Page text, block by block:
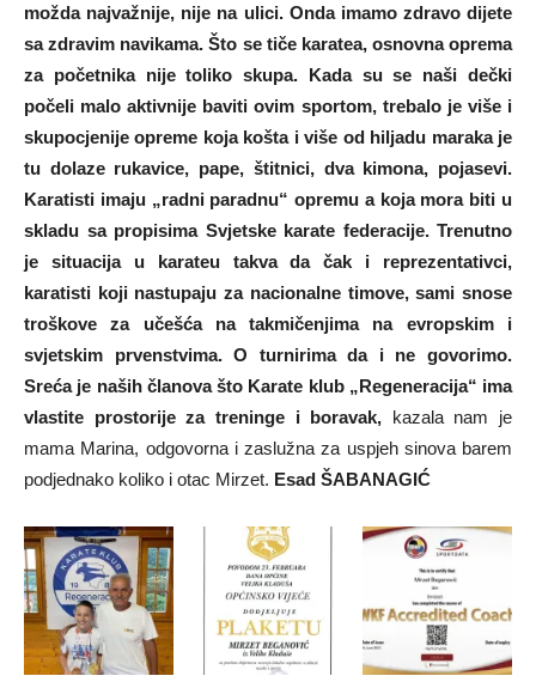
možda najvažnije, nije na ulici. Onda imamo zdravo dijete
sa zdravim navikama. Što se tiče karatea, osnovna oprema
za početnika nije toliko skupa. Kada su se naši dečki
počeli malo aktivnije baviti ovim sportom, trebalo je više i
skupocjenije opreme koja košta i više od hiljadu maraka je
tu dolaze rukavice, pape, štitnici, dva kimona, pojasevi.
Karatisti imaju „radni paradnu“ opremu a koja mora biti u
skladu sa propisima Svjetske karate federacije. Trenutno
je situacija u karateu takva da čak i reprezentativci,
karatisti koji nastupaju za nacionalne timove, sami snose
troškove za učešća na takmičenjima na evropskim i
svjetskim prvenstvima. O turnirima da i ne govorimo.
Sreća je naših članova što Karate klub „Regeneracija“ ima
vlastite prostorije za treninge i boravak, kazala nam je
mama Marina, odgovorna i zaslužna za uspjeh sinova barem
podjednako koliko i otac Mirzet. Esad ŠABANAGIĆ